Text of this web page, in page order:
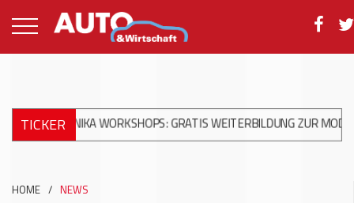
TICKERWORKSHOPS: GRATIS WEITERBILDUNG ZUR MODERNEN
HOME / NEWS